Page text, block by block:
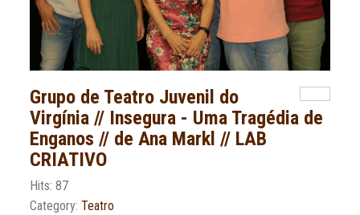
Grupo de Teatro Juvenil do
Virgínia // Insegura - Uma Tragédia de
Enganos // de Ana Markl // LAB
CRIATIVO
Hits: 87
Category:Teatro